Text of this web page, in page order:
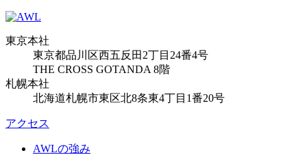
東京本社
東京都品川区西五反田2丁目24番4号
THE CROSS GOTANDA 8階
札幌本社
北海道札幌市東区北8条東4丁目1番20号
アクセス
AWLの強み